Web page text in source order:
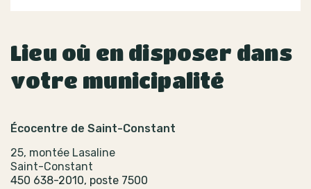
Lieu où en disposer dans
votre municipalité
Écocentre de Saint-Constant
25, montée Lasaline
Saint-Constant
450 638-2010, poste 7500